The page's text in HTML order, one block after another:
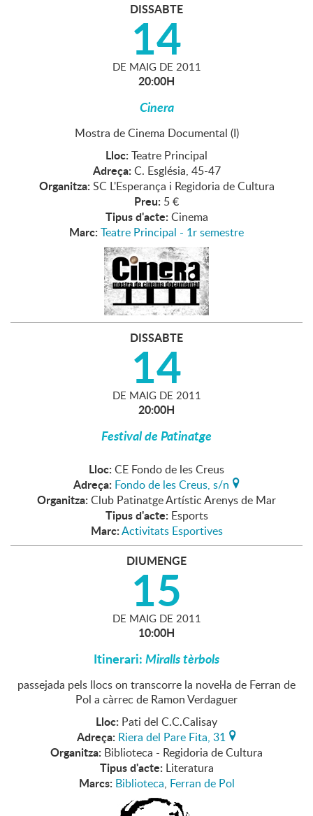
DISSABTE
14
DE MAIG DE 2011
20:00H
Cinera
Mostra de Cinema Documental (I)
Lloc: Teatre Principal
Adreça: C. Església, 45-47
Organitza: SC L'Esperança i Regidoria de Cultura
Preu: 5 €
Tipus d'acte: Cinema
Marc: Teatre Principal - 1r semestre
DISSABTE
14
DE MAIG DE 2011
20:00H
Festival de Patinatge
Lloc: CE Fondo de les Creus
Adreça: Fondo de les Creus, s/n
Organitza: Club Patinatge Artístic Arenys de Mar
Tipus d'acte: Esports
Marc:Activitats Esportives
DIUMENGE
15
DE MAIG DE 2011
10:00H
Itinerari:Miralls tèrbols
passejada pels llocs on transcorre la novel·la de Ferran de
Pol a càrrec de Ramon Verdaguer
Lloc: Pati del C.C.Calisay
Adreça: Riera del Pare Fita, 31
Organitza: Biblioteca - Regidoria de Cultura
Tipus d'acte: Literatura
Marcs: Biblioteca, Ferran de Pol